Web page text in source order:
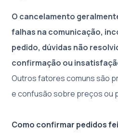
O cancelamento
falhas na comunicação,
pedido, dúvidas não
confirmação ou
Outros fatores comuns são
e confusão sobre preços ou
Como confirmar pedidos